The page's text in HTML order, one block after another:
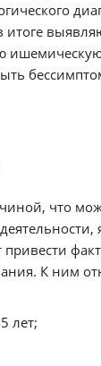
итоге
что
привести
К ним
лет;